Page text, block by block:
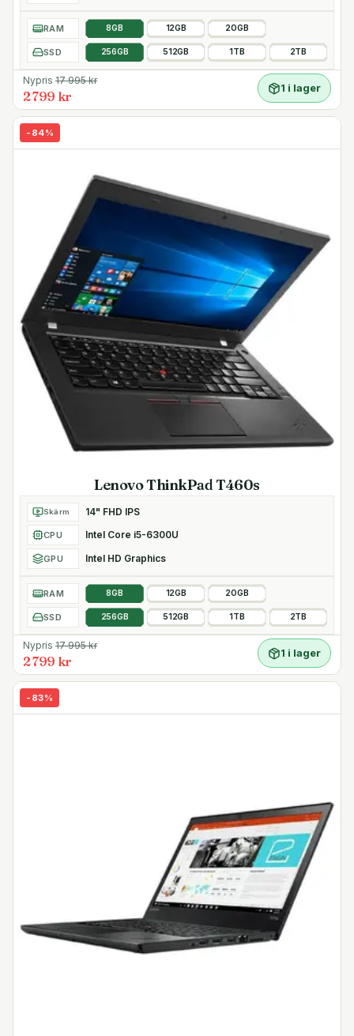
RAM 8GB 12GB 20GB
SSD 256GB 512GB 1TB 2TB
Nypris 17 995kr
2 799 kr
1 i lager
- 84%
Lenovo ThinkPad T460s
Skärm 14" FHD IPS
CPU Intel Core i5-6300U
GPU Intel HD Graphics
RAM 8GB 12GB 20GB
SSD 256GB 512GB 1TB 2TB
Nypris 17 995kr
2 799 kr
1 i lager
- 83%